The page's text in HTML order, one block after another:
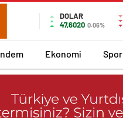
DOLAR
47,6020 0.06%
Ekonomi Spor